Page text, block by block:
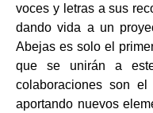
voces y letras a sus
dando vida a un
Abejas es solo el
que se unirán a
colaboraciones son el
aportando nuevos